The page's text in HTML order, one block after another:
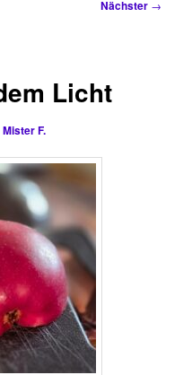
Nächster →
Licht
Mister F.